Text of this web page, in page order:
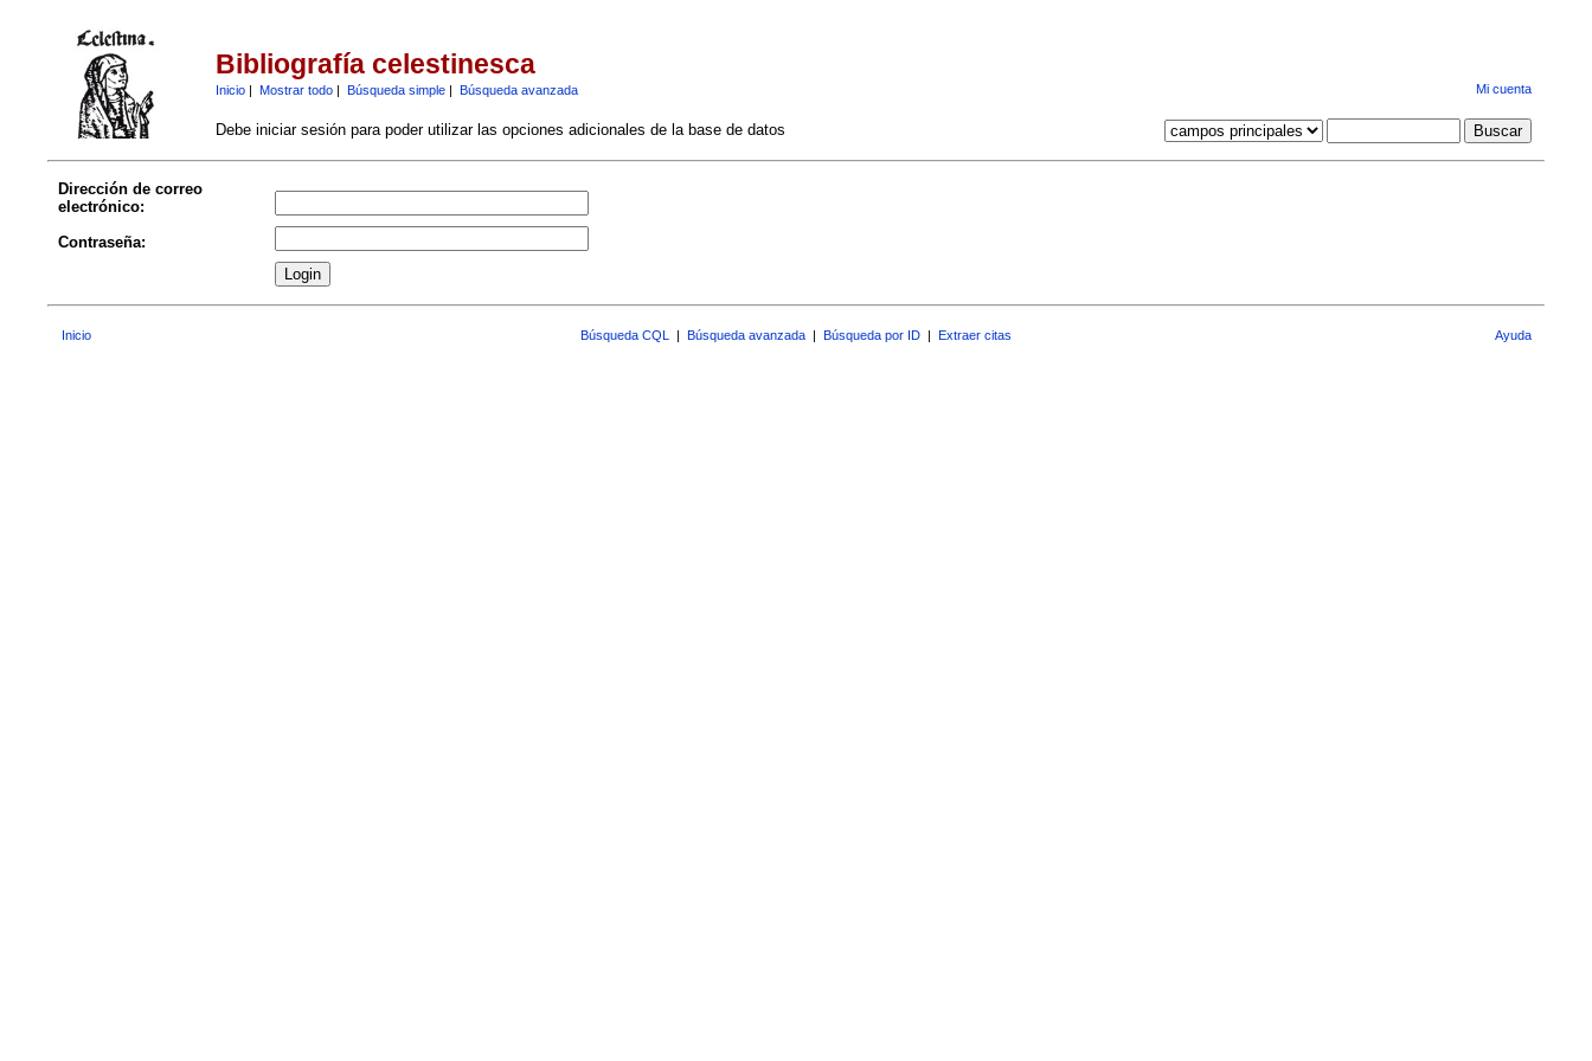
Bibliografía celestinesca
Inicio| Mostrar todo| Búsqueda simple| Búsqueda avanzada Mi cuenta
Debe iniciar sesión para poder utilizar las opciones adicionales de la base de datos
Dirección de correo
electrónico:
Contraseña:
Inicio Búsqueda CQL | Búsqueda avanzada | Búsqueda por ID | Extraer citas Ayuda